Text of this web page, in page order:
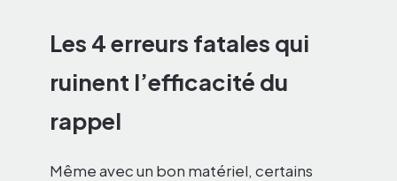
Les 4 erreurs fatales qui
ruinent l’efficacité du
rappel
Même avec un bon matériel, certains